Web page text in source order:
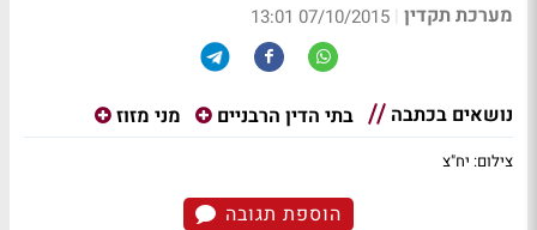
מערכת תקדין |
07/10/2015 13:01
נושאים בכתבה בתי הדין הרבניים מני מזוז
צילום: יח"צ
הוספת תגובה